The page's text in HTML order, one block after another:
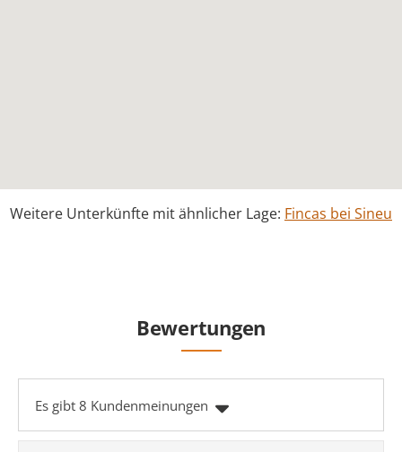
Weitere Unterkünfte mit ähnlicher Lage: Fincas bei Sineu
Bewertungen
Es gibt 8 Kundenmeinungen